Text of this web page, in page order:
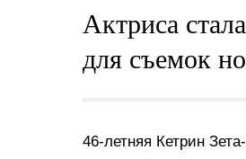
Актриса
для съемок
46-летняя Кетрин